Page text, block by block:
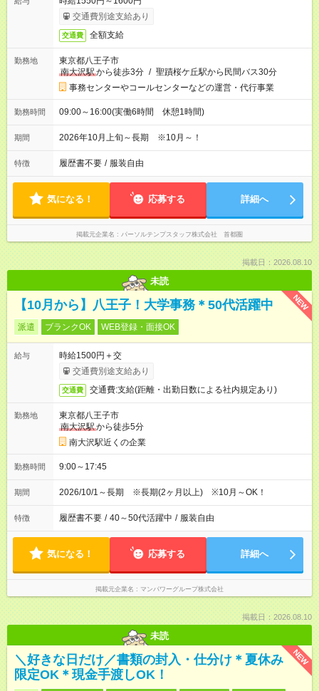
交通費別途支給あり
交通費 全額支給
勤務地
東京都八王子市
南大沢駅から徒歩3分 / 聖蹟桜ケ丘駅から民間バス30分
事務センターやコールセンターなどの運営・代行事業
勤務時間 09:00～16:00(実働6時間 休憩1時間)
期間 2026年10月上旬～長期 ※10月～！
特徴 履歴書不要 / 服装自由
気になる！ 応募する 詳細へ
掲載元企業名 パーソルテンプスタッフ株式会社 首都圏
掲載日：2026.08.10
未読
NEW
【10月から】八王子！大学事務＊50代活躍中
派遣 ブランクOK WEB登録・面接OK
給与
時給1500円＋交
交通費別途支給あり
交通費 交通費:支給(距離・出勤日数による社内規定あり)
勤務地
東京都八王子市
南大沢駅から徒歩5分
南大沢駅近くの企業
勤務時間 9:00～17:45
期間 2026/10/1～長期 ※長期(2ヶ月以上) ※10月～OK！
特徴 履歴書不要 / 40～50代活躍中 / 服装自由
気になる！ 応募する 詳細へ
掲載元企業名 マンパワーグループ株式会社
掲載日：2026.08.10
未読
NEW
＼好きな日だけ／書類の封入・仕分け＊夏休み
限定OK＊現金手渡しOK！